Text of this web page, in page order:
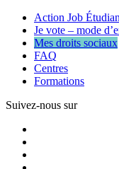
Action Job
Je vote – mode
Mes droits sociaux
FAQ
Centres
Formations
Suivez-nous sur